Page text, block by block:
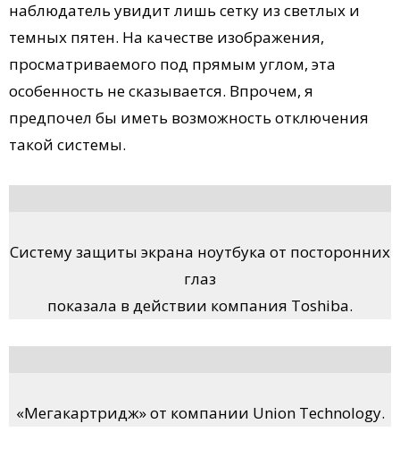
наблюдатель увидит лишь сетку из светлых и
темных пятен. На качестве изображения,
просматриваемого под прямым углом, эта
особенность не сказывается. Впрочем, я
предпочел бы иметь возможность отключения
такой системы.
Систему защиты экрана ноутбука от посторонних
глаз
показала в действии компания Toshiba.
«Мегакартридж» от компании Union Technology.